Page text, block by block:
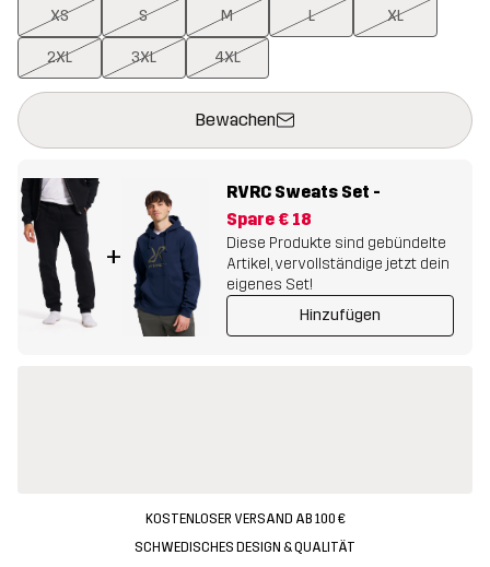
XS S M L XL
2XL 3XL 4XL
Bewachen
Dieser Button öffnet ein Fenster und legt den neuen Artikel in
{{size}} nicht verfügbar
+
RVRC Sweats Set -
Spare € 18
Diese Produkte sind gebündelte
Artikel, vervollständige jetzt dein
eigenes Set!
Hinzufügen
KOSTENLOSER VERSAND AB 100 €
SCHWEDISCHES DESIGN & QUALITÄT